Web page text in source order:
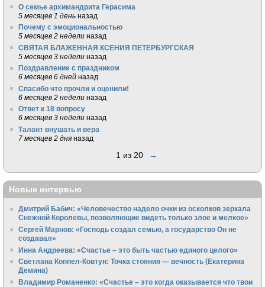
О семье архимандрита Герасима
5 месяцев 1 день назад
Почему с эмоциональностью
5 месяцев 2 недели назад
СВЯТАЯ БЛАЖЕННАЯ КСЕНИЯ ПЕТЕРБУРГСКАЯ
5 месяцев 3 недели назад
Поздравление с праздником
6 месяцев 6 дней назад
Спасибо что прочли и оценили!
6 месяцев 2 недели назад
Ответ к 18 вопросу
6 месяцев 3 недели назад
Талант внушать и вера
7 месяцев 2 дня назад
1 из 20 →
Новые интервью
Дмитрий Бабич: «Человечество надело очки из осколков зеркала
Снежной Королевы, позволяющие видеть только злое и мелкое»
Сергей Марнов: «Господь создал семью, а государство Он не
создавал»
Инна Андреева: «Счастье – это быть частью единого целого»
Светлана Коппел-Ковтун: Точка стояния — вечность (Екатерина
Демина)
Владимир Романенко: «Счастье – это когда оказывается что твои